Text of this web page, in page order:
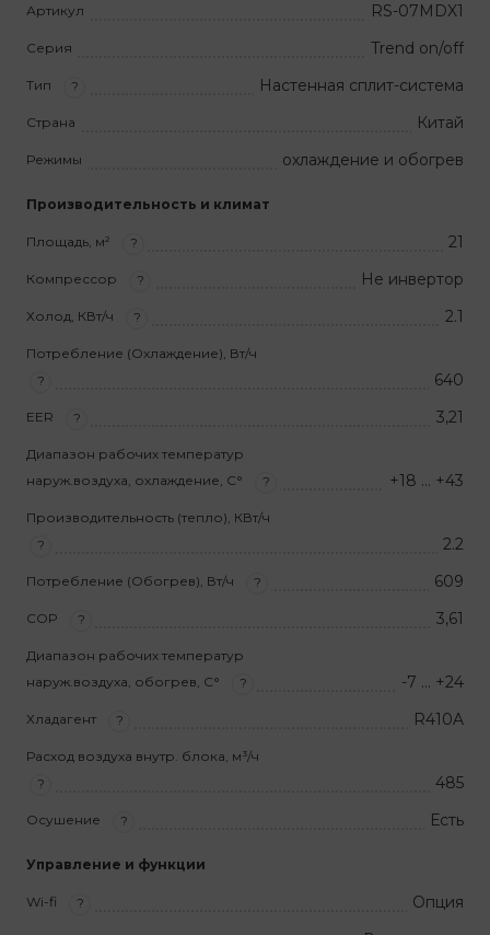
Артикул RS-07MDX1
Серия Trend on/off
Тип ? Настенная сплит-система
Страна Китай
Режимы охлаждение и обогрев
Производительность и климат
Площадь, м² ? 21
Компрессор ? Не инвертор
Холод, КВт/ч ? 2.1
Потребление (Охлаждение), Вт/ч
?
640
EER ? 3,21
Диапазон рабочих температур
наруж.воздуха, охлаждение, С°
? +18 … +43
Производительность (тепло), КВт/ч
?
2.2
Потребление (Обогрев), Вт/ч ? 609
COP ? 3,61
Диапазон рабочих температур
наруж.воздуха, обогрев, С°
? -7 … +24
Хладагент ? R410A
Расход воздуха внутр. блока, м³/ч
?
485
Осушение ? Есть
Управление и функции
Wi-fi ? Опция